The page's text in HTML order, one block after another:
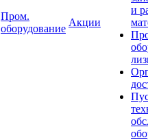
Пром.
оборудование
Акции
и